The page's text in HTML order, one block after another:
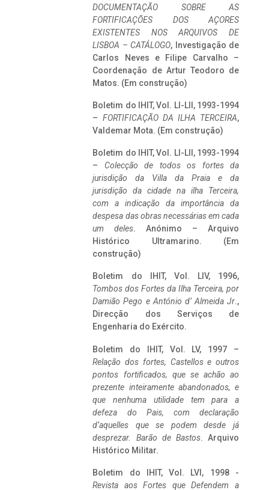
DOCUMENTAÇÃO SOBRE AS
FORTIFICAÇÕES DOS AÇORES
EXISTENTES NOS ARQUIVOS DE
LISBOA – CATÁLOGO, Investigação de
Carlos Neves e Filipe Carvalho –
Coordenação de Artur Teodoro de
Matos. (Em construção)
Boletim do IHIT, Vol. LI-LII, 1993-1994
– FORTIFICAÇÃO DA ILHA TERCEIRA,
Valdemar Mota. (Em construção)
Boletim do IHIT, Vol. LI-LII, 1993-1994
– Colecção de todos os fortes da
jurisdição da Villa da Praia e da
jurisdição da cidade na ilha Terceira,
com a indicação da importância da
despesa das obras necessárias em cada
um deles. Anónimo – Arquivo
Histórico Ultramarino. (Em
construção)
Boletim do IHIT, Vol. LIV, 1996,
Tombos dos Fortes da Ilha Terceira, por
Damião Pego e António d’ Almeida Jr.,
Direcção dos Serviços de
Engenharia do Exército.
Boletim do IHIT, Vol. LV, 1997 –
Relação dos fortes, Castellos e outros
pontos fortificados, que se achão ao
prezente inteiramente abandonados, e
que nenhuma utilidade tem para a
defeza do Pais, com declaração
d’aquelles que se podem desde já
desprezar. Barão de Bastos. Arquivo
Histórico Militar.
Boletim do IHIT, Vol. LVI, 1998 -
Revista aos Fortes que Defendem a